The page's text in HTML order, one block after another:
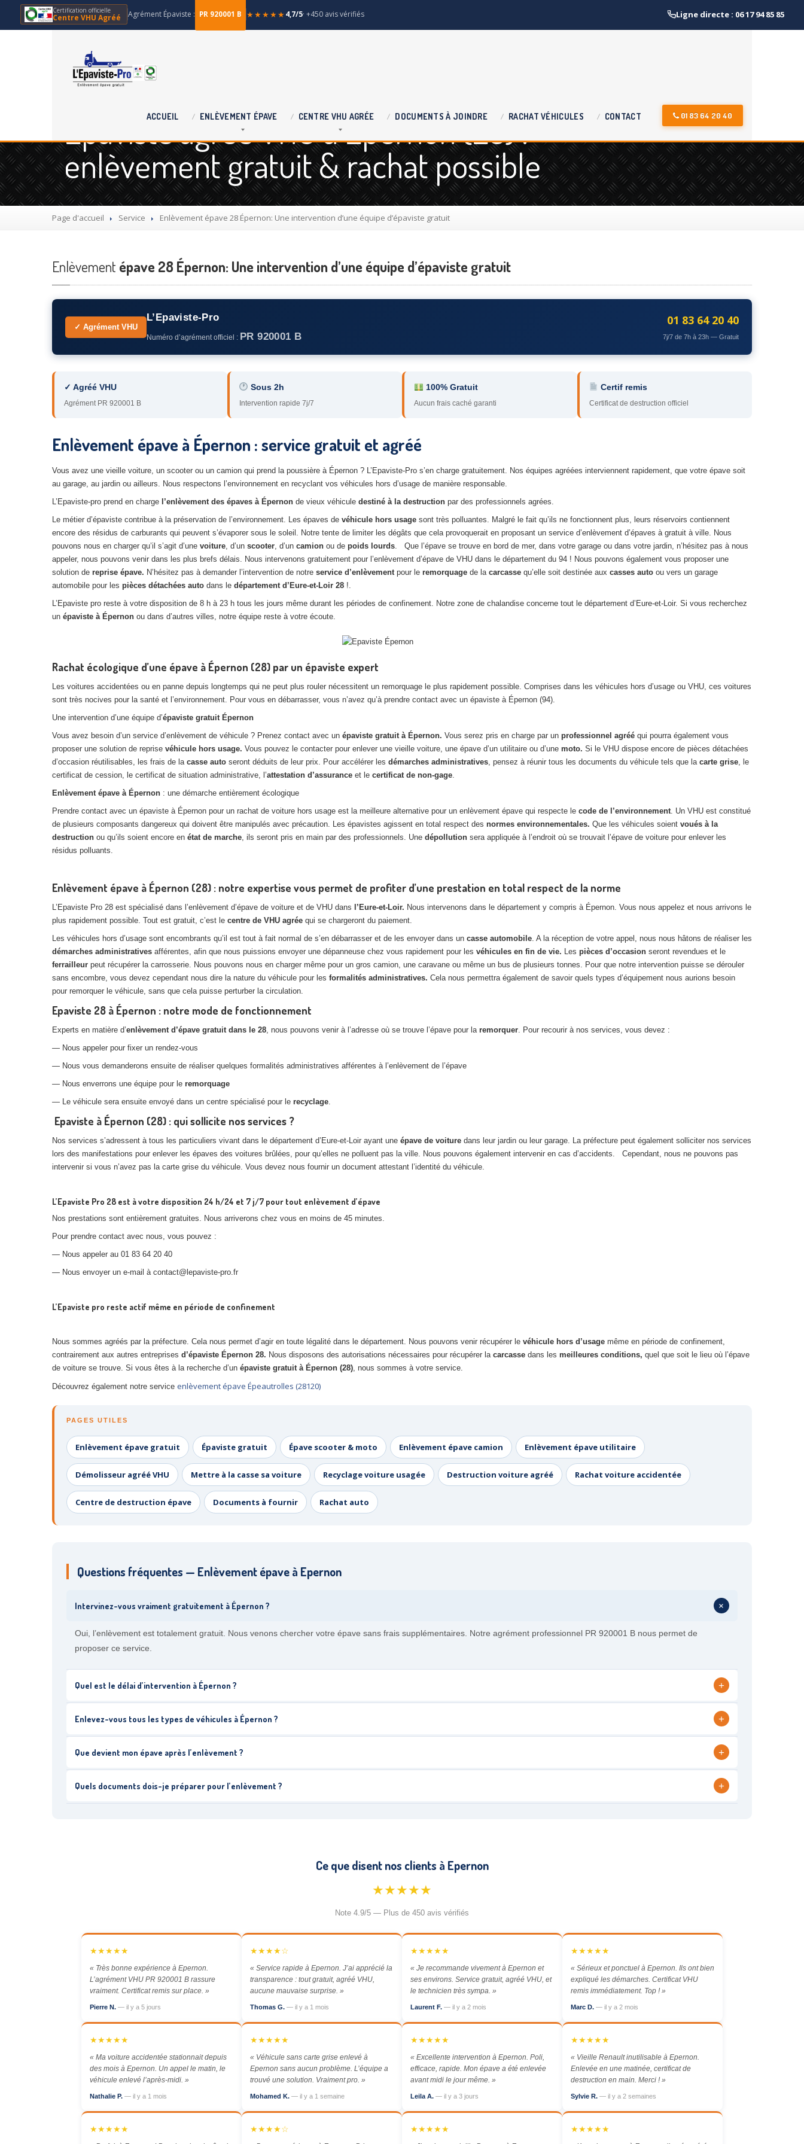
Certification officielle
Centre VHU Agréé Agrément Épaviste : PR 920001 B ★★★★★4,7/5· +450 avis vérifiés Ligne directe : 06 17 94 85 85
ACCUEIL ENLÈVEMENT ÉPAVE CENTRE VHU AGRÉE DOCUMENTS À JOINDRE RACHAT VÉHICULES CONTACT 01 83 64 20 40
Épaviste agréé VHU à Epernon (28) :
enlèvement gratuit & rachat possible
Page d'accueil Service Enlèvement épave 28 Épernon: Une intervention d’une équipe d’épaviste gratuit
Enlèvement épave 28 Épernon: Une intervention d’une équipe d’épaviste gratuit
✓ Agrément VHU
L’Epaviste-Pro
Numéro d’agrément officiel : PR 920001 B
01 83 64 20 40
7j/7 de 7h à 23h — Gratuit
✓ Agréé VHU
Agrément PR 920001 B
Sous 2h
Intervention rapide 7j/7
100% Gratuit
Aucun frais caché garanti
Certif remis
Certificat de destruction officiel
Enlèvement épave à Épernon : service gratuit et agréé
Vous avez une vieille voiture, un scooter ou un camion qui prend la poussière à Épernon ? L’Epaviste-Pro s’en charge gratuitement. Nos équipes agréées interviennent rapidement, que votre épave soit
au garage, au jardin ou ailleurs. Nous respectons l’environnement en recyclant vos véhicules hors d’usage de manière responsable.
L’Epaviste-pro prend en charge l’enlèvement des épaves à Épernon de vieux véhicule destiné à la destruction par des professionnels agrées.
Le métier d’épaviste contribue à la préservation de l’environnement. Les épaves de véhicule hors usage sont très polluantes. Malgré le fait qu’ils ne fonctionnent plus, leurs réservoirs contiennent
encore des résidus de carburants qui peuvent s’évaporer sous le soleil. Notre tente de limiter les dégâts que cela provoquerait en proposant un service d’enlèvement d’épaves à gratuit à ville. Nous
pouvons nous en charger qu’il s’agit d’une voiture, d’un scooter, d’un camion ou de poids lourds. Que l’épave se trouve en bord de mer, dans votre garage ou dans votre jardin, n’hésitez pas à nous
appeler, nous pouvons venir dans les plus brefs délais. Nous intervenons gratuitement pour l’enlèvement d’épave de VHU dans le département du 94 ! Nous pouvons également vous proposer une
solution de reprise épave. N’hésitez pas à demander l’intervention de notre service d’enlèvementpour le remorquage de la carcasse qu’elle soit destinée aux casses auto ou vers un garage
automobile pour les pièces détachées auto dans le département d’Eure-et-Loir 28 !.
L’Epaviste pro reste à votre disposition de 8 h à 23 h tous les jours même durant les périodes de confinement. Notre zone de chalandise concerne tout le département d’Eure-et-Loir. Si vous recherchez
un épaviste à Épernon ou dans d’autres villes, notre équipe reste à votre écoute.
Rachat écologique d’une épave à Épernon (28) par un épaviste expert
Les voitures accidentées ou en panne depuis longtemps qui ne peut plus rouler nécessitent un remorquage le plus rapidement possible. Comprises dans les véhicules hors d’usage ou VHU, ces voitures
sont très nocives pour la santé et l’environnement. Pour vous en débarrasser, vous n’avez qu’à prendre contact avec un épaviste à Épernon (94).
Une intervention d’une équipe d’épaviste gratuit Épernon
Vous avez besoin d’un service d’enlèvement de véhicule ? Prenez contact avec un épaviste gratuit à Épernon. Vous serez pris en charge par un professionnel agréé qui pourra également vous
proposer une solution de reprise véhicule hors usage. Vous pouvez le contacter pour enlever une vieille voiture, une épave d’un utilitaire ou d’une moto. Si le VHU dispose encore de pièces détachées
d’occasion réutilisables, les frais de la casse auto seront déduits de leur prix. Pour accélérer les démarches administratives, pensez à réunir tous les documents du véhicule tels que la carte grise, le
certificat de cession, le certificat de situation administrative, l’attestation d’assurance et le certificat de non-gage.
Enlèvement épave à Épernon : une démarche entièrement écologique
Prendre contact avec un épaviste à Épernon pour un rachat de voiture hors usage est la meilleure alternative pour un enlèvement épave qui respecte le code de l’environnement. Un VHU est constitué
de plusieurs composants dangereux qui doivent être manipulés avec précaution. Les épavistes agissent en total respect des normes environnementales. Que les véhicules soient voués à la
destruction ou qu’ils soient encore en état de marche, ils seront pris en main par des professionnels. Une dépollution sera appliquée à l’endroit où se trouvait l’épave de voiture pour enlever les
résidus polluants.
Enlèvement épave à Épernon (28) : notre expertise vous permet de profiter d’une prestation en total respect de la norme
L’Epaviste Pro 28 est spécialisé dans l’enlèvement d’épave de voiture et de VHU dans l’Eure-et-Loir. Nous intervenons dans le département y compris à Épernon. Vous nous appelez et nous arrivons le
plus rapidement possible. Tout est gratuit, c’est le centre de VHU agrée qui se chargeront du paiement.
Les véhicules hors d’usage sont encombrants qu’il est tout à fait normal de s’en débarrasser et de les envoyer dans un casse automobile. A la réception de votre appel, nous nous hâtons de réaliser les
démarches administratives afférentes, afin que nous puissions envoyer une dépanneuse chez vous rapidement pour les véhicules en fin de vie. Les pièces d’occasion seront revendues et le
ferrailleur peut récupérer la carrosserie. Nous pouvons nous en charger même pour un gros camion, une caravane ou même un bus de plusieurs tonnes. Pour que notre intervention puisse se dérouler
sans encombre, vous devez cependant nous dire la nature du véhicule pour les formalités administratives. Cela nous permettra également de savoir quels types d’équipement nous aurions besoin
pour remorquer le véhicule, sans que cela puisse perturber la circulation.
Epaviste 28 à Épernon : notre mode de fonctionnement
Experts en matière d’enlèvement d’épave gratuit dans le 28, nous pouvons venir à l’adresse où se trouve l’épave pour la remorquer. Pour recourir à nos services, vous devez :
— Nous appeler pour fixer un rendez-vous
— Nous vous demanderons ensuite de réaliser quelques formalités administratives afférentes à l’enlèvement de l’épave
— Nous enverrons une équipe pour le remorquage
— Le véhicule sera ensuite envoyé dans un centre spécialisé pour le recyclage.
Epaviste à Épernon (28) : qui sollicite nos services ?
Nos services s’adressent à tous les particuliers vivant dans le département d’Eure-et-Loir ayant une épave de voiture dans leur jardin ou leur garage. La préfecture peut également solliciter nos services
lors des manifestations pour enlever les épaves des voitures brûlées, pour qu’elles ne polluent pas la ville. Nous pouvons également intervenir en cas d’accidents. Cependant, nous ne pouvons pas
intervenir si vous n’avez pas la carte grise du véhicule. Vous devez nous fournir un document attestant l’identité du véhicule.
L’Epaviste Pro 28 est à votre disposition 24 h/24 et 7 j/7 pour tout enlèvement d’épave
Nos prestations sont entièrement gratuites. Nous arriverons chez vous en moins de 45 minutes.
Pour prendre contact avec nous, vous pouvez :
— Nous appeler au 01 83 64 20 40
— Nous envoyer un e-mail à contact@lepaviste-pro.fr
L’Epaviste pro reste actif même en période de confinement
Nous sommes agréés par la préfecture. Cela nous permet d’agir en toute légalité dans le département. Nous pouvons venir récupérer le véhicule hors d’usage même en période de confinement,
contrairement aux autres entreprises d’épaviste Épernon 28. Nous disposons des autorisations nécessaires pour récupérer la carcasse dans les meilleures conditions, quel que soit le lieu où l’épave
de voiture se trouve. Si vous êtes à la recherche d’un épaviste gratuit à Épernon (28), nous sommes à votre service.
Découvrez également notre service enlèvement épave Épeautrolles (28120)
PAGES UTILES
Enlèvement épave gratuit Épaviste gratuit Épave scooter & moto Enlèvement épave camion Enlèvement épave utilitaire
Démolisseur agréé VHU Mettre à la casse sa voiture Recyclage voiture usagée Destruction voiture agréé Rachat voiture accidentée
Centre de destruction épave Documents à fournir Rachat auto
Questions fréquentes — Enlèvement épave à Epernon
Intervinez-vous vraiment gratuitement à Épernon ? +
Oui, l’enlèvement est totalement gratuit. Nous venons chercher votre épave sans frais supplémentaires. Notre agrément professionnel PR 920001 B nous permet de
proposer ce service.
Quel est le délai d’intervention à Épernon ? +
Enlevez-vous tous les types de véhicules à Épernon ? +
Que devient mon épave après l’enlèvement ? +
Quels documents dois-je préparer pour l’enlèvement ? +
Ce que disent nos clients à Epernon
★★★★★
Note 4.9/5 — Plus de 450 avis vérifiés
★★★★★
« Très bonne expérience à Epernon.
L’agrément VHU PR 920001 B rassure
vraiment. Certificat remis sur place. »
Pierre N. — il y a 5 jours
★★★★☆
« Service rapide à Epernon. J’ai apprécié la
transparence : tout gratuit, agréé VHU,
aucune mauvaise surprise. »
Thomas G. — il y a 1 mois
★★★★★
« Je recommande vivement à Epernon et
ses environs. Service gratuit, agréé VHU, et
le technicien très sympa. »
Laurent F. — il y a 2 mois
★★★★★
« Sérieux et ponctuel à Epernon. Ils ont bien
expliqué les démarches. Certificat VHU
remis immédiatement. Top ! »
Marc D. — il y a 2 mois
★★★★★
« Ma voiture accidentée stationnait depuis
des mois à Epernon. Un appel le matin, le
véhicule enlevé l’après-midi. »
Nathalie P. — il y a 1 mois
★★★★★
« Véhicule sans carte grise enlevé à
Epernon sans aucun problème. L’équipe a
trouvé une solution. Vraiment pro. »
Mohamed K. — il y a 1 semaine
★★★★★
« Excellente intervention à Epernon. Poli,
efficace, rapide. Mon épave a été enlevée
avant midi le jour même. »
Leila A. — il y a 3 jours
★★★★★
« Vieille Renault inutilisable à Epernon.
Enlevée en une matinée, certificat de
destruction en main. Merci ! »
Sylvie R. — il y a 2 semaines
★★★★★ ★★★★☆ ★★★★★ ★★★★★